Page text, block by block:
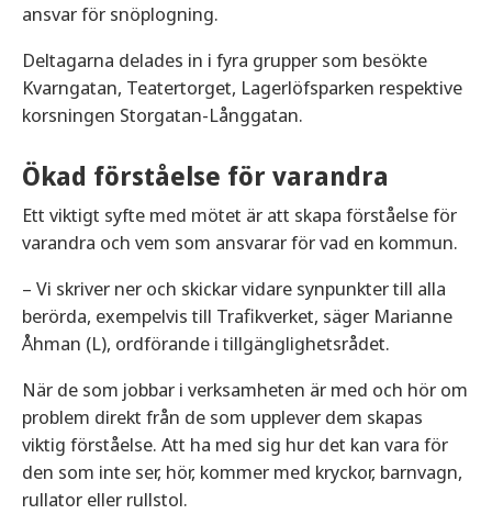
ansvar för snöplogning.
Deltagarna delades in i fyra grupper som besökte
Kvarngatan, Teatertorget, Lagerlöfsparken respektive
korsningen Storgatan-Långgatan.
Ökad förståelse för varandra
Ett viktigt syfte med mötet är att skapa förståelse för
varandra och vem som ansvarar för vad en kommun.
– Vi skriver ner och skickar vidare synpunkter till alla
berörda, exempelvis till Trafikverket, säger Marianne
Åhman (L), ordförande i tillgänglighetsrådet.
När de som jobbar i verksamheten är med och hör om
problem direkt från de som upplever dem skapas
viktig förståelse. Att ha med sig hur det kan vara för
den som inte ser, hör, kommer med kryckor, barnvagn,
rullator eller rullstol.